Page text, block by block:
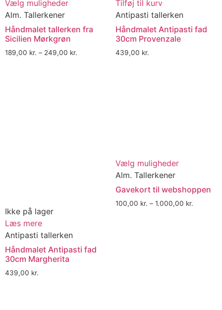
Vælg muligheder
Alm. Tallerkener
Håndmalet tallerken fra
Sicilien Mørkgrøn
189,00 kr. – 249,00 kr.
Tilføj til kurv
Antipasti tallerken
Håndmalet Antipasti fad
30cm Provenzale
439,00 kr.
Ikke på lager
Læs mere
Antipasti tallerken
Håndmalet Antipasti fad
30cm Margherita
439,00 kr.
Vælg muligheder
Alm. Tallerkener
Gavekort til webshoppen
100,00 kr. – 1.000,00 kr.